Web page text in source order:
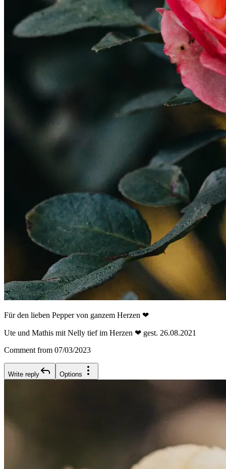
Für den lieben Pepper von ganzem Herzen ❤
Ute und Mathis mit Nelly tief im Herzen ❤ gest. 26.08.2021
Comment from 07/03/2023
Write reply Options